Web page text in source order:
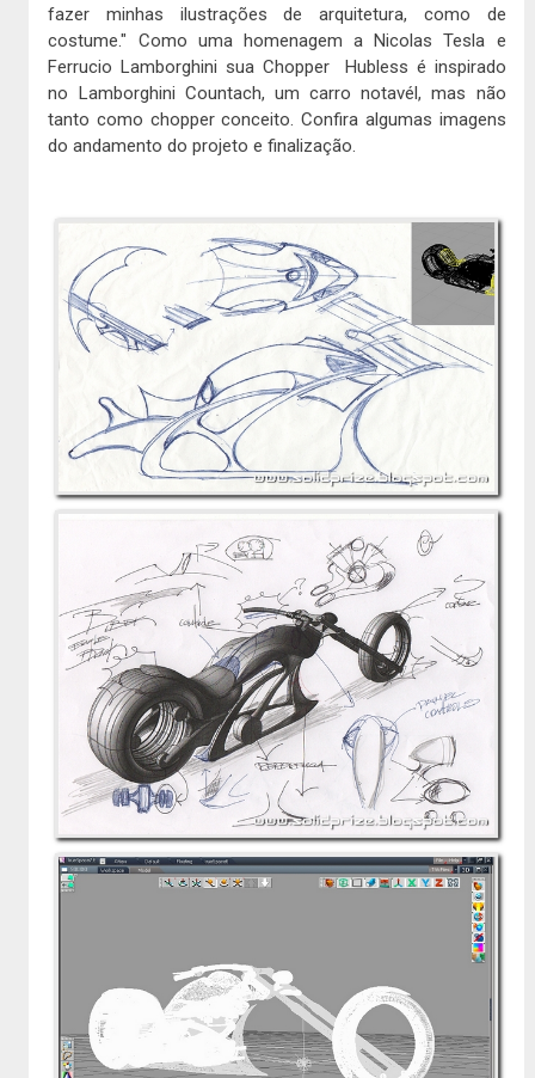
fazer minhas ilustrações de arquitetura, como de
costume." Como uma homenagem a Nicolas Tesla e
Ferrucio Lamborghini sua Chopper Hubless é inspirado
no Lamborghini Countach, um carro notavél, mas não
tanto como chopper conceito. Confira algumas imagens
do andamento do projeto e finalização.